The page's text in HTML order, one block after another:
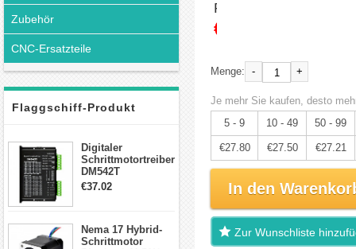
Zubehör
CNC-Ersatzteile
Flaggschiff-Produkt
Digitaler
Schrittmotortreiber
DM542T
Schrittmotor
Schrittmotor
€37.02
Nema 17 Hybrid-
Schrittmotor
Preis:
€29.26
Menge: - +
Je mehr Sie kaufen, desto
5 - 9
10 - 49 50 - 99
€27.80 €27.50 €27.21
In den
Zur Wunschliste